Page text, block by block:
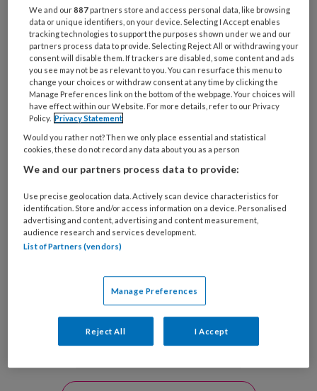
organisatie
werk
je?
Untitled
Ontvang 2x per week de
KinderopvangTotaal nieuwsbrief
Ontvang iedere zondag het
Management Kinderopvang
Weekoverzicht
Springer Media B.V.
?
Uw bovenstaande gegevens kunnen worden toegevoegd aan
We and our887 partners store and access personal data, like browsing
data or unique identifiers, on your device. Selecting I Accept enables
tracking technologies to support the purposes shown under we and our
partners process data to provide. Selecting Reject All or withdrawing your
consent will disable them. If trackers are disabled, some content and ads
you see may not be as relevant to you. You can resurface this menu to
change your choices or withdraw consent at any time by clicking the
Manage Preferences link on the bottom of the webpage. Your choices will
have effect within our Website. For more details, refer to our Privacy
Policy. Privacy Statement
Would you rather not? Then we only place essential and statistical
cookies, these do not record any data about you as a person
We and our partners process data to provide:
Use precise geolocation data. Actively scan device characteristics for
identification. Store and/or access information on a device. Personalised
advertising and content, advertising and content measurement,
audience research and services development.
List of Partners (vendors)
Manage Preferences
Reject All I Accept